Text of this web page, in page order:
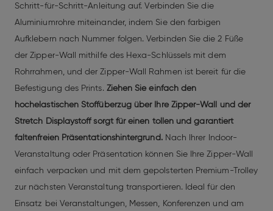
Schritt-für-Schritt-Anleitung auf. Verbinden Sie die
Aluminiumrohre miteinander, indem Sie den farbigen
Aufklebern nach Nummer folgen. Verbinden Sie die 2 Füße
der Zipper-Wall mithilfe des Hexa-Schlüssels mit dem
Rohrrahmen, und der Zipper-Wall Rahmen ist bereit für die
Befestigung des Prints. Ziehen Sie einfach den
hochelastischen Stoffüberzug über Ihre Zipper-Wall und der
Stretch Displaystoff sorgt für einen tollen und garantiert
faltenfreien Präsentationshintergrund.Nach Ihrer Indoor-
Veranstaltung oder Präsentation können Sie Ihre Zipper-Wall
einfach verpacken und mit dem gepolsterten Premium-Trolley
zur nächsten Veranstaltung transportieren. Ideal für den
Einsatz bei Veranstaltungen, Messen, Konferenzen und am